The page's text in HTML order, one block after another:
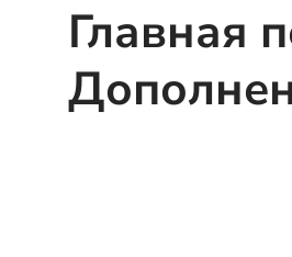
Главная